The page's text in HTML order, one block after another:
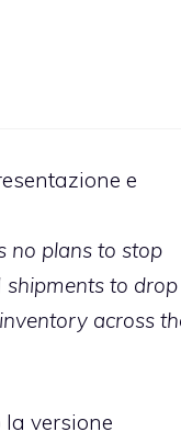
e
no plans to stop
shipments to drop
across
versione